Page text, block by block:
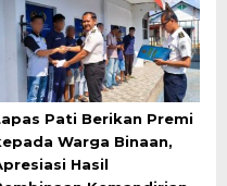
Pati Berikan Premi
Warga Binaan,
Hasil